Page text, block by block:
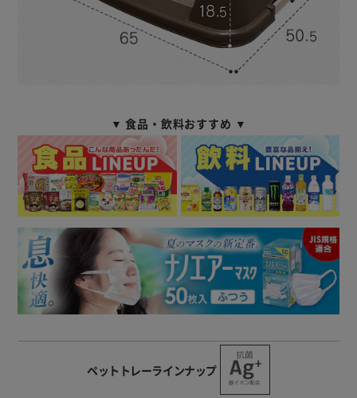
▼ 食品・飲料おすすめ ▼
ペットトレーラインナップ